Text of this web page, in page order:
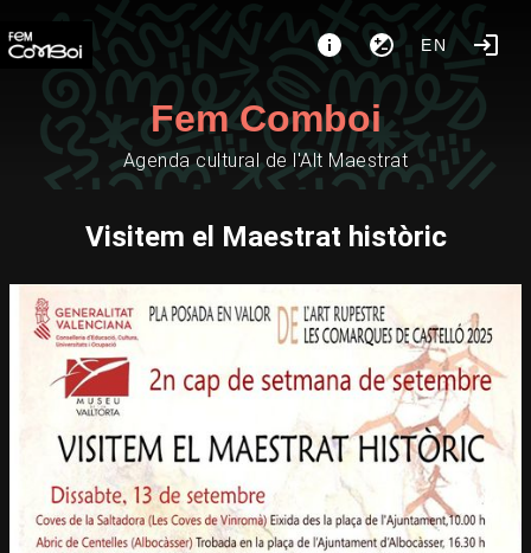
EN
Fem Comboi
Agenda cultural de l'Alt Maestrat
Visitem el Maestrat històric